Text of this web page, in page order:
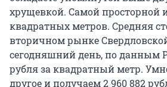
хрущевкой. Самой просторной
квадратных метров. Средняя
вторичном рынке
сегодняшний день, по данным
рубля за квадратный метр.
другое и получаем 2 960 882